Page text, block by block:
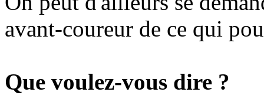
avant-coureur de ce qui
Que voulez-vous dire ?